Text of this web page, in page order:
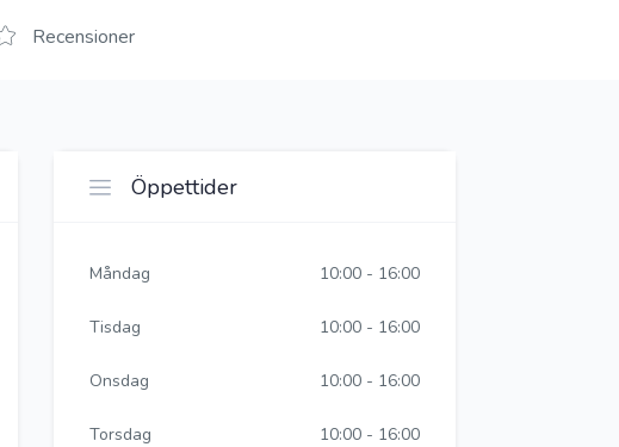
Recensioner
Öppettider
Måndag 10:00 - 16:00
Tisdag 10:00 - 16:00
Onsdag 10:00 - 16:00
Torsdag 10:00 - 16:00